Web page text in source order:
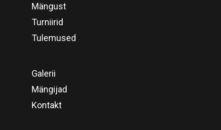
Mängust
Turniirid
Tulemused
Galerii
Mängijad
Kontakt